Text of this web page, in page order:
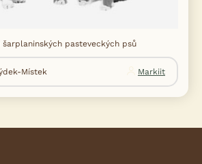
pasteveckých psů
Místek Markiit